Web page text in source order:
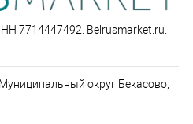
7714447492. Belrusmarket.ru.
округ Бекасово,